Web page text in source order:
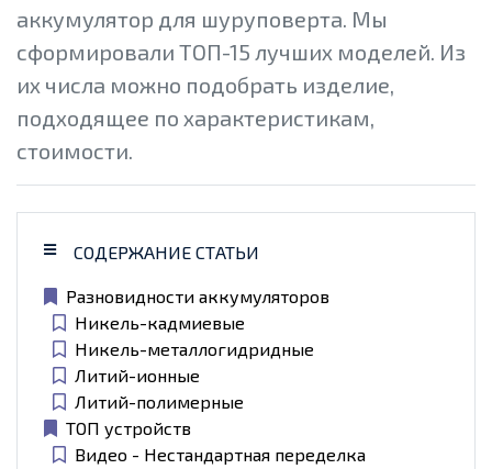
аккумулятор для шуруповерта. Мы
сформировали ТОП-15 лучших моделей. Из
их числа можно подобрать изделие,
подходящее по характеристикам,
стоимости.
СОДЕРЖАНИЕ СТАТЬИ
Разновидности аккумуляторов
Никель-кадмиевые
Никель-металлогидридные
Литий-ионные
Литий-полимерные
ТОП устройств
Видео - Нестандартная переделка